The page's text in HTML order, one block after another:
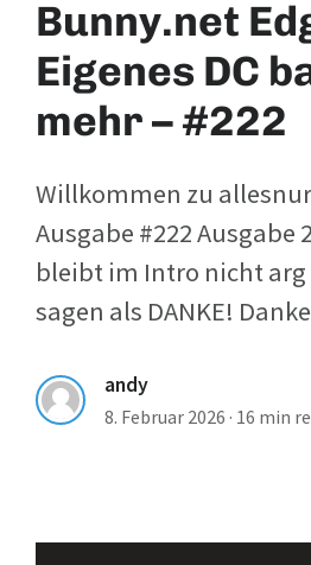
Bunny.net
Eigenes DC
mehr – #222
Willkommen zu
Ausgabe #222 Ausgabe
bleibt im Intro nicht arg
sagen als DANKE!
andy
8. Februar 2026 · 16 min